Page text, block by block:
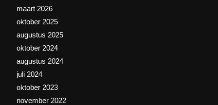
maart 2026
oktober 2025
augustus 2025
oktober 2024
augustus 2024
juli 2024
oktober 2023
november 2022